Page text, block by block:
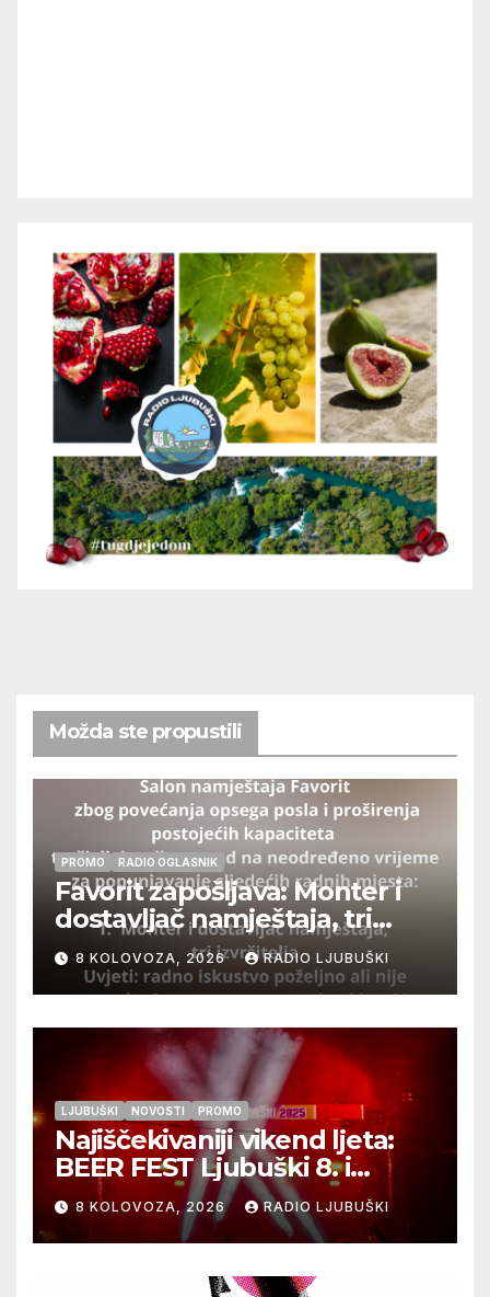
Možda ste propustili
PROMO RADIO OGLASNIK
Favorit zapošljava: Monter i
dostavljač namještaja, tri
izvršitelja
8 KOLOVOZA, 2026 RADIO LJUBUŠKI
LJUBUŠKI NOVOSTI PROMO
Najiščekivaniji vikend ljeta:
BEER FEST Ljubuški 8. i
9.kolovoza
8 KOLOVOZA, 2026 RADIO LJUBUŠKI